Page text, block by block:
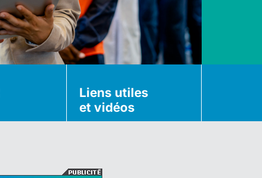
Liens utiles
et vidéos